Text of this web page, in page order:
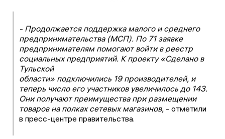
- Продолжается поддержка малого и среднего
предпринимательства (МСП). По 71 заявке
предпринимателям помогают войти в реестр
социальных предприятий. К проекту «Сделано в
Тульской
области» подключились 19 производителей, и
теперь число его участников увеличилось до 143.
Они получают преимущества при размещении
товаров на полках сетевых магазинов, - отметили
в пресс-центре правительства.